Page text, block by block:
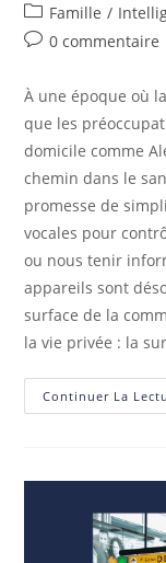
Famille /
0 commentaire
À une époque où
que les
domicile comme
chemin dans le
promesse de
vocales pour
ou nous tenir
appareils sont
surface de la
la vie privée : la
Continuer La